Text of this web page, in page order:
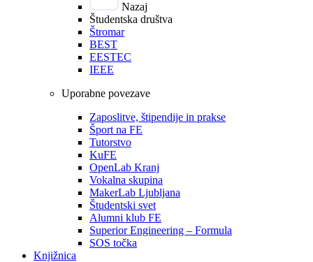
Nazaj
Študentska društva
Štromar
BEST
EESTEC
IEEE
Uporabne povezave
Zaposlitve, štipendije in prakse
Šport na FE
Tutorstvo
KuFE
OpenLab Kranj
Vokalna skupina
MakerLab Ljubljana
Študentski svet
Alumni klub FE
Superior Engineering – Formula
SOS točka
Knjižnica